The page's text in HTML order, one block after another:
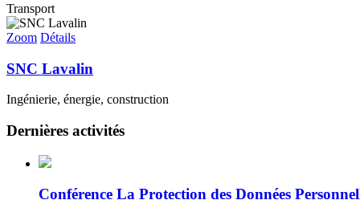
Transport
Zoom Détails
SNC Lavalin
Ingénierie, énergie, construction
Dernières activités
Conférence La Protection des Données